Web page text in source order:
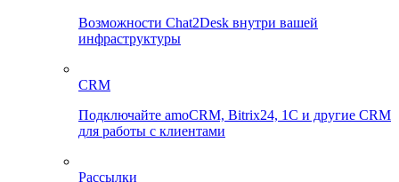
Возможности Chat2Desk внутри вашей
инфраструктуры
CRM
Подключайте amoCRM, Bitrix24, 1C и другие CRM
для работы с клиентами
Рассылки